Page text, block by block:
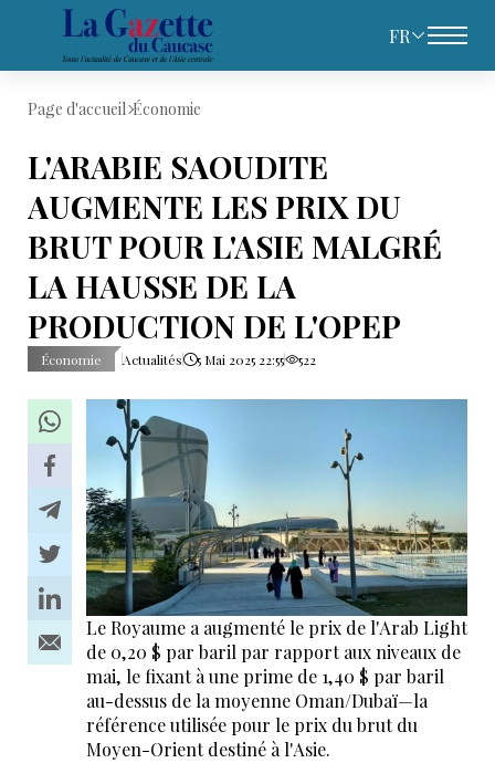
FR
Page d'accueil Économie
L'ARABIE SAOUDITE
AUGMENTE LES PRIX DU
BRUT POUR L'ASIE MALGRÉ
LA HAUSSE DE LA
PRODUCTION DE L'OPEP
Économie Actualités 5 Mai 2025 22:55 522
Le Royaume a augmenté le prix de l'Arab Light
de 0,20 $ par baril par rapport aux niveaux de
mai, le fixant à une prime de 1,40 $ par baril
au-dessus de la moyenne Oman/Dubaï—la
référence utilisée pour le prix du brut du
Moyen-Orient destiné à l'Asie.